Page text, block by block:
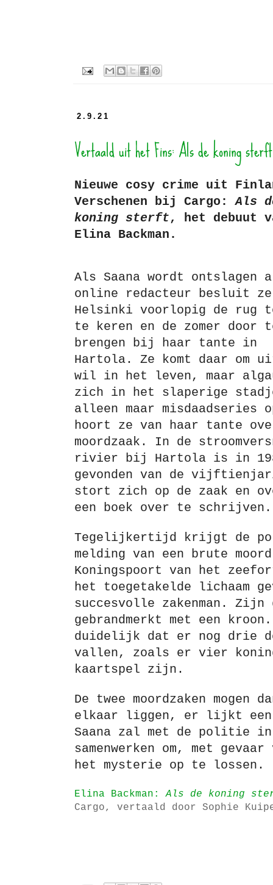
2.9.21
Vertaald uit het Fins: Als de koning sterft
Nieuwe cosy crime uit
Verschenen bij Cargo:Als
koning sterft, het debuut
Elina Backman.
Als Saana wordt ontslagen
online redacteur besluit ze
Helsinki voorlopig de rug
te keren en de zomer door
brengen bij haar tante in
Hartola. Ze komt daar om
wil in het leven, maar
zich in het slaperige
alleen maar misdaadseries
hoort ze van haar tante
moordzaak. In de
rivier bij Hartola is in
gevonden van de
stort zich op de zaak en
een boek over te schrijven.
Tegelijkertijd krijgt de
melding van een brute
Koningspoort van het
het toegetakelde lichaam
succesvolle zakenman.
gebrandmerkt met een
duidelijk dat er nog drie
vallen, zoals er vier
kaartspel zijn.
De twee moordzaken
elkaar liggen, er lijkt
Saana zal met de politie in
samenwerken om, met
het mysterie op te lossen.
Elina Backman:Als de koning
Cargo, vertaald door Sophie